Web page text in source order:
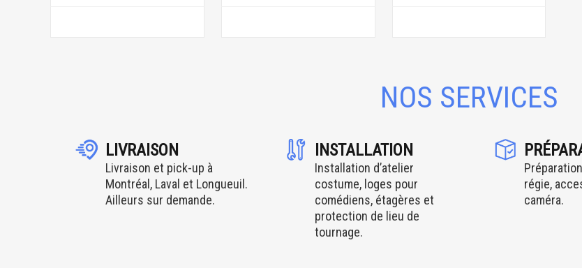
NOS SERVICES
LIVRAISON
Livraison et pick-up à
Montréal, Laval et Longueuil.
Ailleurs sur demande.
INSTALLATION
Installation d’atelier
costume, loges pour
comédiens, étagères et
protection de lieu de
tournage.
régie,
caméra.